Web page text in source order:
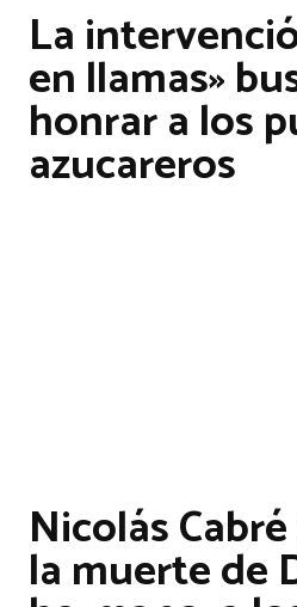
La
en llamas»
honrar a los
azucareros
Nicolás
la muerte de